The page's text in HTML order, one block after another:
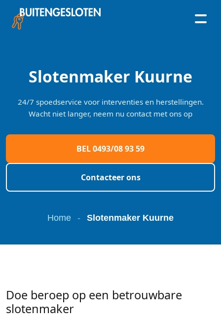
content
Slotenmaker Kuurne
24/7 spoedservice voor interventies en herstellingen.
Wacht niet langer, neem nu contact met ons op
BEL 0493/08 93 59
Contacteer ons
Home - Slotenmaker Kuurne
Doe beroep op een betrouwbare
slotenmaker